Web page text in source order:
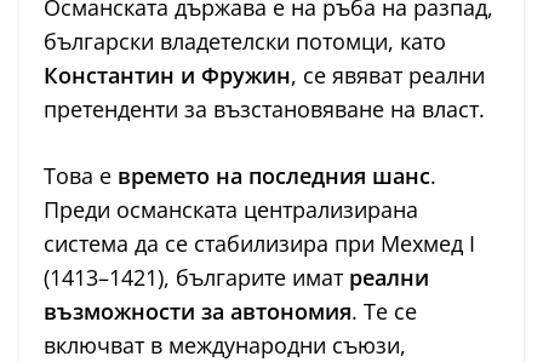
Османската държава е на ръба на разпад,
български владетелски потомци, като
Константин и Фружин, се явяват реални
претенденти за възстановяване на власт.
Това е времето на последния шанс.
Преди османската централизирана
система да се стабилизира при Мехмед I
(1413–1421), българите имат реални
възможности за автономия. Те се
включват в международни съюзи,